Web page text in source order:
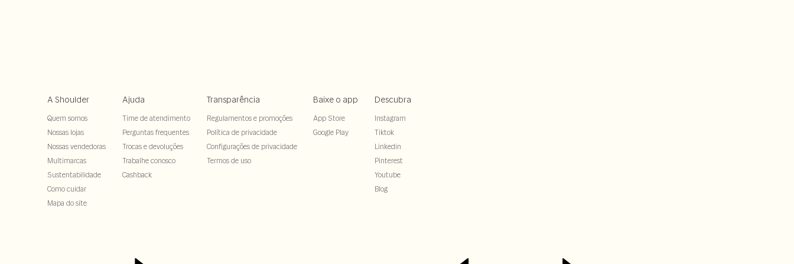
A Shoulder
Quem somos
Nossas lojas
Nossas vendedoras
Multimarcas
Sustentabilidade
Como cuidar
Mapa do site
Ajuda
Time de atendimento
Perguntas frequentes
Trocas e devoluções
Trabalhe conosco
Cashback
Transparência
Regulamentos e promoções
Política de privacidade
Configurações de privacidade
Termos de uso
Baixe o app
App Store
Google Play
Descubra
Instagram
Tiktok
Linkedin
Pinterest
Youtube
Blog